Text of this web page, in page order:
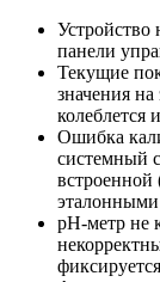
панели
Текущие
значения
колеблется
Ошибка
системный
pH-метр не